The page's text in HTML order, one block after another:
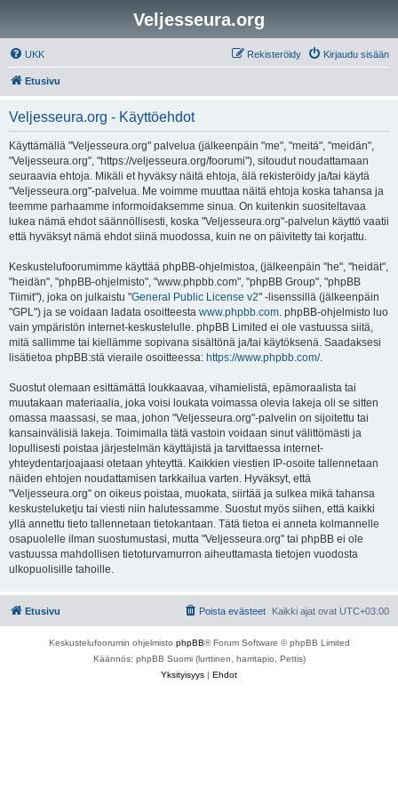
Veljesseura.org
UKK Kirjaudu sisään
Rekisteröidy
Etusivu
Veljesseura.org - Käyttöehdot
Käyttämällä "Veljesseura.org" palvelua (jälkeenpäin "me", "meitä", "meidän",
"Veljesseura.org", "https://veljesseura.org/foorumi"), sitoudut noudattamaan
seuraavia ehtoja. Mikäli et hyväksy näitä ehtoja, älä rekisteröidy ja/tai käytä
"Veljesseura.org"-palvelua. Me voimme muuttaa näitä ehtoja koska tahansa ja
teemme parhaamme informoidaksemme sinua. On kuitenkin suositeltavaa
lukea nämä ehdot säännöllisesti, koska "Veljesseura.org"-palvelun käyttö vaatii
että hyväksyt nämä ehdot siinä muodossa, kuin ne on päivitetty tai korjattu.
Keskustelufoorumimme käyttää phpBB-ohjelmistoa, (jälkeenpäin "he", "heidät",
"heidän", "phpBB-ohjelmisto", "www.phpbb.com", "phpBB Group", "phpBB
Tiimit"), joka on julkaistu "General Public License v2" -lisenssillä (jälkeenpäin
"GPL") ja se voidaan ladata osoitteesta www.phpbb.com. phpBB-ohjelmisto luo
vain ympäristön internet-keskustelulle. phpBB Limited ei ole vastuussa siitä,
mitä sallimme tai kiellämme sopivana sisältönä ja/tai käytöksenä. Saadaksesi
lisätietoa phpBB:stä vieraile osoitteessa: https://www.phpbb.com/.
Suostut olemaan esittämättä loukkaavaa, vihamielistä, epämoraalista tai
muutakaan materiaalia, joka voisi loukata voimassa olevia lakeja oli se sitten
omassa maassasi, se maa, johon "Veljesseura.org"-palvelin on sijoitettu tai
kansainvälisiä lakeja. Toimimalla tätä vastoin voidaan sinut välittömästi ja
lopullisesti poistaa järjestelmän käyttäjistä ja tarvittaessa internet-
yhteydentarjoajaasi otetaan yhteyttä. Kaikkien viestien IP-osoite tallennetaan
näiden ehtojen noudattamisen tarkkailua varten. Hyväksyt, että
"Veljesseura.org" on oikeus poistaa, muokata, siirtää ja sulkea mikä tahansa
keskusteluketju tai viesti niin halutessamme. Suostut myös siihen, että kaikki
yllä annettu tieto tallennetaan tietokantaan. Tätä tietoa ei anneta kolmannelle
osapuolelle ilman suostumustasi, mutta "Veljesseura.org" tai phpBB ei ole
vastuussa mahdollisen tietoturvamurron aiheuttamasta tietojen vuodosta
ulkopuolisille tahoille.
Etusivu Kaikki ajat ovat UTC+03:00
Poista evästeet
Keskustelufoorumin ohjelmisto phpBB® Forum Software © phpBB Limited
Käännös: phpBB Suomi (lurttinen, harritapio, Pettis)
Yksityisyys | Ehdot